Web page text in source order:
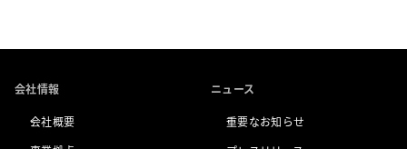
会社情報
会社概要
ニュース
重要なお知らせ